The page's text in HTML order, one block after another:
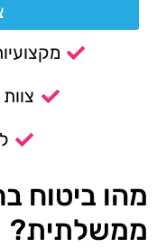
מהו ביטוח
ממשלתית?